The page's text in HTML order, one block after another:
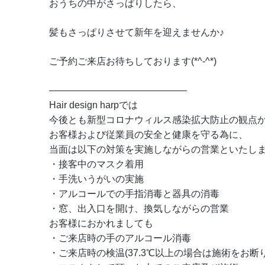
おうちの中がさっぱりしたら、
髪もさっぱりさせて新年を迎えませんか♪
ご予約ご来店お待ちしております(*^-^*)
——————————————–
Hair design harpでは
今後とも新型コロナウィルス感染拡大防止の観点
お客様および従業員の安全と健康を守る為に、
当面は以下の対策を実施しながらの営業といたしま
・接客中のマスク着用
・手洗いうがいの実施
・アルコールでの手指消毒と器具の消毒
・窓、出入口を開け、換気しながらの営業
お客様におかれましても
・ご来店時の手のアルコール消毒
・ご来店時の検温(37.3℃以上の場合は施術をお断